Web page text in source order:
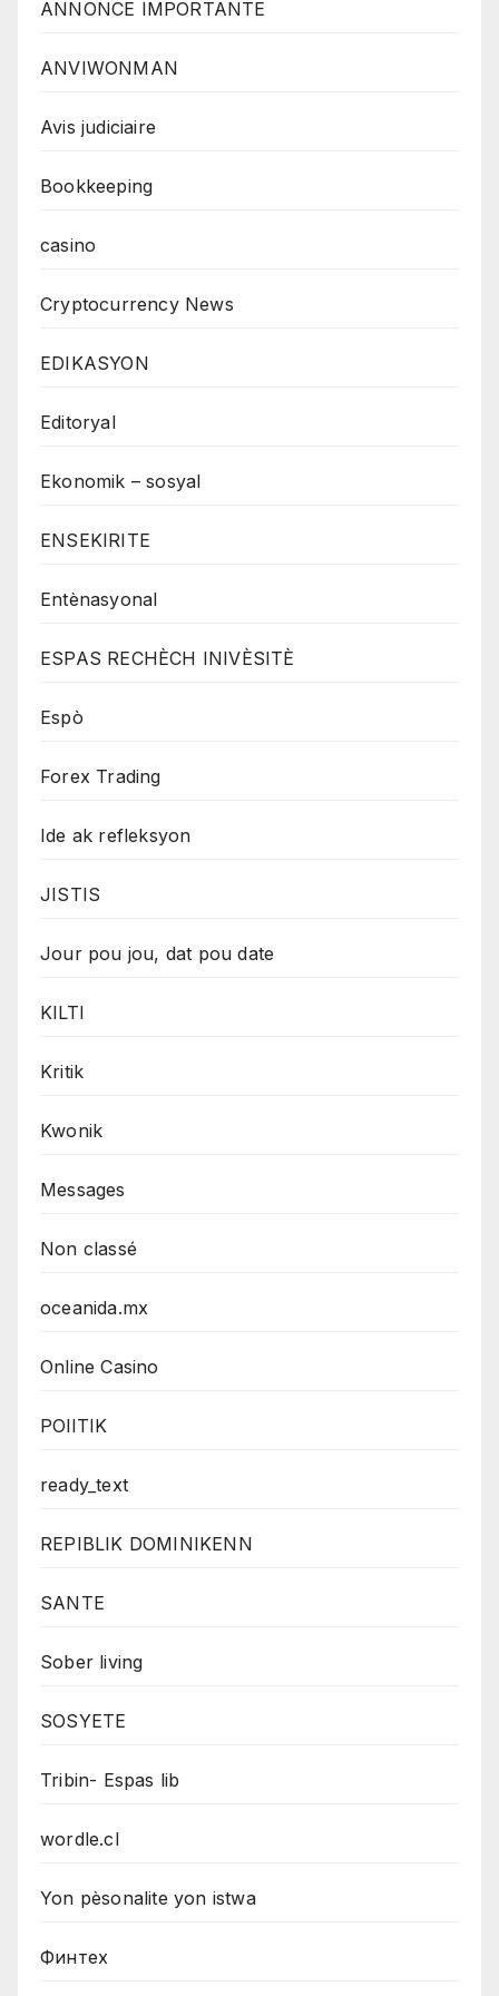
ANNONCE IMPORTANTE
ANVIWONMAN
Avis judiciaire
Bookkeeping
casino
Cryptocurrency News
EDIKASYON
Editoryal
Ekonomik – sosyal
ENSEKIRITE
Entènasyonal
ESPAS RECHÈCH INIVÈSITÈ
Espò
Forex Trading
Ide ak refleksyon
JISTIS
Jour pou jou, dat pou date
KILTI
Kritik
Kwonik
Messages
Non classé
oceanida.mx
Online Casino
POlITIK
ready_text
REPIBLIK DOMINIKENN
SANTE
Sober living
SOSYETE
Tribin- Espas lib
wordle.cl
Yon pèsonalite yon istwa
Финтех